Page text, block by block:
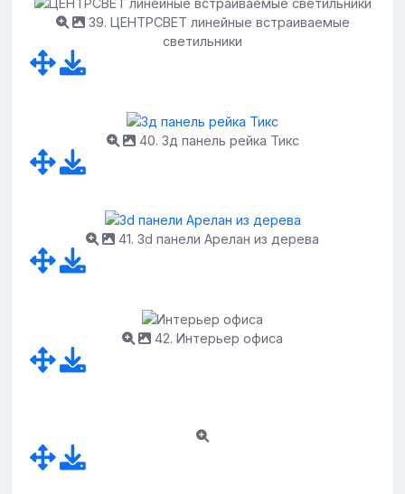
39. ЦЕНТРСВЕТ линейные встраиваемые
светильники
40. 3д панель рейка Тикс
41. 3d панели Арелан из дерева
42. Интерьер офиса